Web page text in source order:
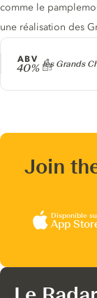
Producteur
les Grands
ABV
40%
comme le
une réalisation des
Join
Disponible
App